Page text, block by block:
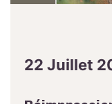
22 Juillet